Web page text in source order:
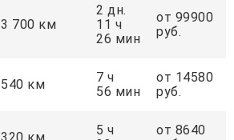
3 700 км
2 дн.
11 ч
26 мин
от 99900
руб.
540 км
7 ч
56 мин
от 14580
руб.
5 ч
от 8640